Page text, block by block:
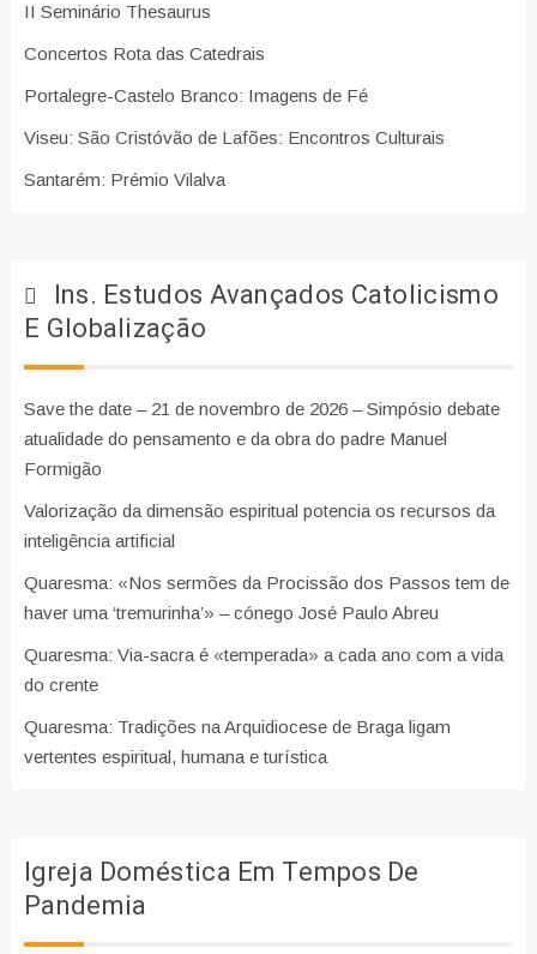
II Seminário Thesaurus
Concertos Rota das Catedrais
Portalegre-Castelo Branco: Imagens de Fé
Viseu: São Cristóvão de Lafões: Encontros Culturais
Santarém: Prémio Vilalva
Ins. Estudos Avançados Catolicismo
E Globalização
Save the date – 21 de novembro de 2026 – Simpósio debate
atualidade do pensamento e da obra do padre Manuel
Formigão
Valorização da dimensão espiritual potencia os recursos da
inteligência artificial
Quaresma: «Nos sermões da Procissão dos Passos tem de
haver uma ‘tremurinha’» – cónego José Paulo Abreu
Quaresma: Via-sacra é «temperada» a cada ano com a vida
do crente
Quaresma: Tradições na Arquidiocese de Braga ligam
vertentes espiritual, humana e turística
Igreja Doméstica Em Tempos De
Pandemia